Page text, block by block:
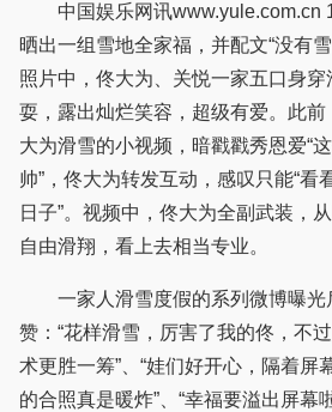
中国娱乐网讯www.yule.com.cn 1月14日，关悦在微博
晒出一组雪地全家福，并配文“没有雪
照片中，佟大为、关悦一家五口身
耍，露出灿烂笑容，超级有爱。此
大为滑雪的小视频，暗戳戳秀恩爱“
帅”，佟大为转发互动，感叹只能“看
日子”。视频中，佟大为全副武装，
自由滑翔，看上去相当专业。
一家人滑雪度假的系列微博曝光
赞：“花样滑雪，厉害了我的佟，不
术更胜一筹”、“娃们好开心，隔着屏
的合照真是暖炸”、“幸福要溢出屏幕